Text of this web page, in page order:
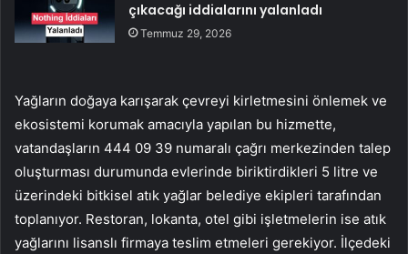
çıkacağı iddialarını yalanladı
Temmuz 29, 2026
Yağların doğaya karışarak çevreyi kirletmesini önlemek ve
ekosistemi korumak amacıyla yapılan bu hizmette,
vatandaşların 444 09 39 numaralı çağrı merkezinden talep
oluşturması durumunda evlerinde biriktirdikleri 5 litre ve
üzerindeki bitkisel atık yağlar belediye ekipleri tarafından
toplanıyor. Restoran, lokanta, otel gibi işletmelerin ise atık
yağlarını lisanslı firmaya teslim etmeleri gerekiyor. İlçedeki